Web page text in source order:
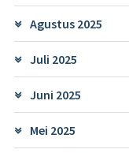
Agustus 2025
Juli 2025
Juni 2025
Mei 2025